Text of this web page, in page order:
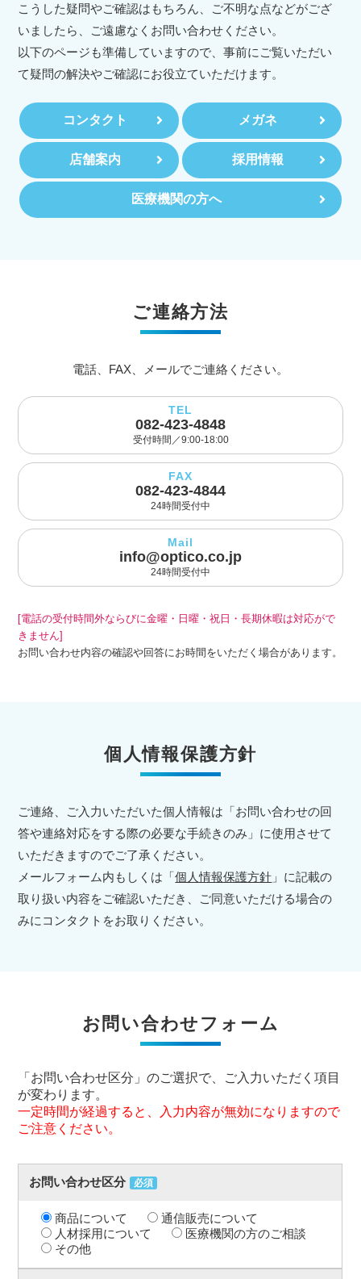
こうした疑問やご確認はもちろん、ご不明な点などがござ
いましたら、ご遠慮なくお問い合わせください。
以下のページも準備していますので、事前にご覧いただい
て疑問の解決やご確認にお役立ていただけます。
コンタクト メガネ
店舗案内 採用情報
医療機関の方へ
ご連絡方法
電話、FAX、メールでご連絡ください。
TEL
082-423-4848
受付時間／9:00-18:00
FAX
082-423-4844
24時間受付中
Mail
info@optico.co.jp
24時間受付中
[電話の受付時間外ならびに金曜・日曜・祝日・長期休暇は対応がで
きません]
お問い合わせ内容の確認や回答にお時間をいただく場合があります。
個人情報保護方針
ご連絡、ご入力いただいた個人情報は「お問い合わせの回
答や連絡対応をする際の必要な手続きのみ」に使用させて
いただきますのでご了承ください。
メールフォーム内もしくは「個人情報保護方針 」に記載の
取り扱い内容をご確認いただき、ご同意いただける場合の
みにコンタクトをお取りください。
お問い合わせフォーム
「お問い合わせ区分」のご選択で、ご入力いただく項目
が変わります。
一定時間が経過すると、入力内容が無効になりますので
ご注意ください。
お問い合わせ区分 必須
商品について
通信販売について
人材採用について
医療機関の方のご相談
その他